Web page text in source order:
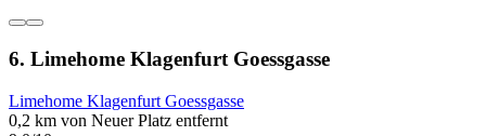
6. Limehome Klagenfurt Goessgasse
Limehome Klagenfurt Goessgasse
0,2 km von Neuer Platz entfernt